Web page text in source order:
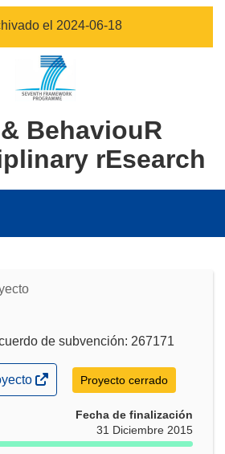
el 2024-06-18
BehaviouR
rEsearch
de subvención: 267171
Proyecto cerrado
Fecha de finalización
31 Diciembre 2015